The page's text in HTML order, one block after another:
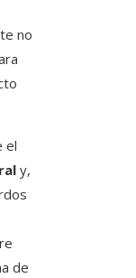
no
el
y,
de